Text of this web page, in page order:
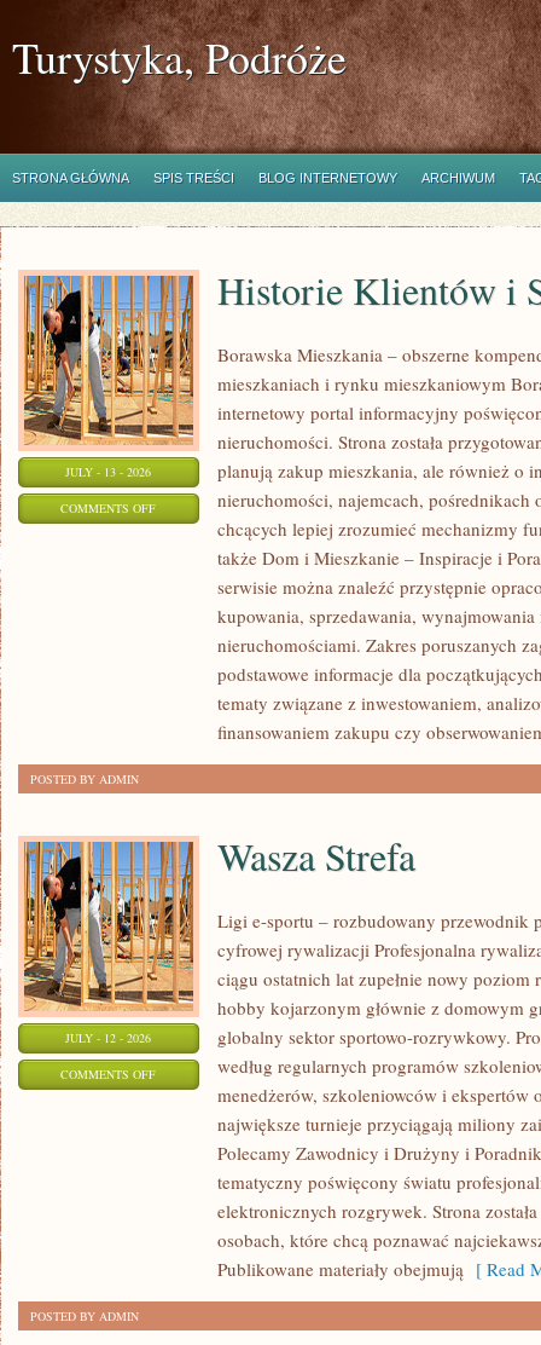
Turystyka, Podróże
STRONA GŁÓWNA SPIS TREŚCI BLOG INTERNETOWY ARCHIWUM
JULY - 13 - 2026
COMMENTS OFFON
Historie Klientów i
Borawska Mieszkania – obszerne
mieszkaniach i rynku mieszkaniowym
internetowy portal informacyjny
nieruchomości. Strona została
planują zakup mieszkania, ale również o
nieruchomości, najemcach,
chcących lepiej zrozumieć mechanizmy
także Dom i Mieszkanie – Inspiracje i
serwisie można znaleźć przystępnie
kupowania, sprzedawania, wynajmowania
nieruchomościami. Zakres poruszanych
podstawowe informacje dla
tematy związane z inwestowaniem,
finansowaniem zakupu czy
POSTED BY ADMIN
JULY - 12 - 2026
COMMENTS OFFON
Wasza Strefa
Ligi e-sportu – rozbudowany przewodnik
cyfrowej rywalizacji Profesjonalna
ciągu ostatnich lat zupełnie nowy poziom
hobby kojarzonym głównie z domowym
globalny sektor sportowo-rozrywkowy.
według regularnych programów
menedżerów, szkoleniowców i ekspertów
największe turnieje przyciągają miliony
Polecamy Zawodnicy i Drużyny i
tematyczny poświęcony światu
elektronicznych rozgrywek. Strona
osobach, które chcą poznawać
Publikowane materiały obejmują [ Read
POSTED BY ADMIN